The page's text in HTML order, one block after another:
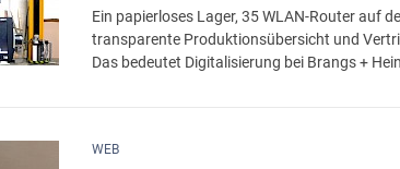
Ein papierloses Lager, 35 WLAN-Router auf
transparente Produktionsübersicht und
Das bedeutet Digitalisierung bei Brangs +
WEB